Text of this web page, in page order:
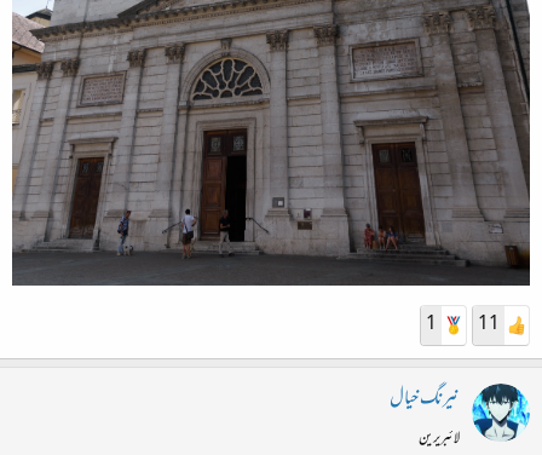
11
1
نیرنگ خیال
لائبریرین